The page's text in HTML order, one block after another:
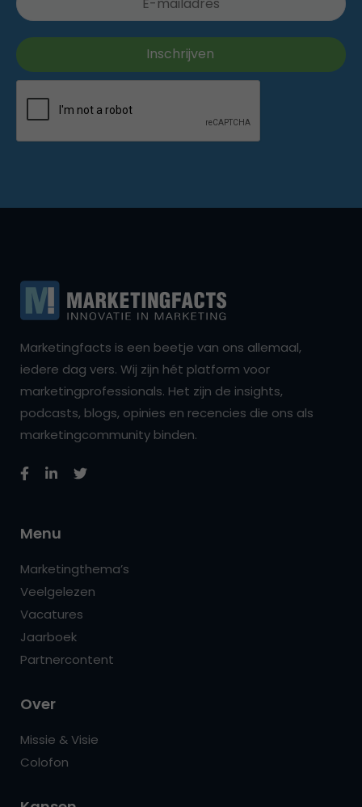
Marketingfacts is een beetje van ons allemaal,
iedere dag vers. Wij zijn hét platform voor
marketingprofessionals. Het zijn de insights,
podcasts, blogs, opinies en recencies die ons als
marketingcommunity binden.
Menu
Marketingthema’s
Veelgelezen
Vacatures
Jaarboek
Partnercontent
Over
Missie & Visie
Colofon